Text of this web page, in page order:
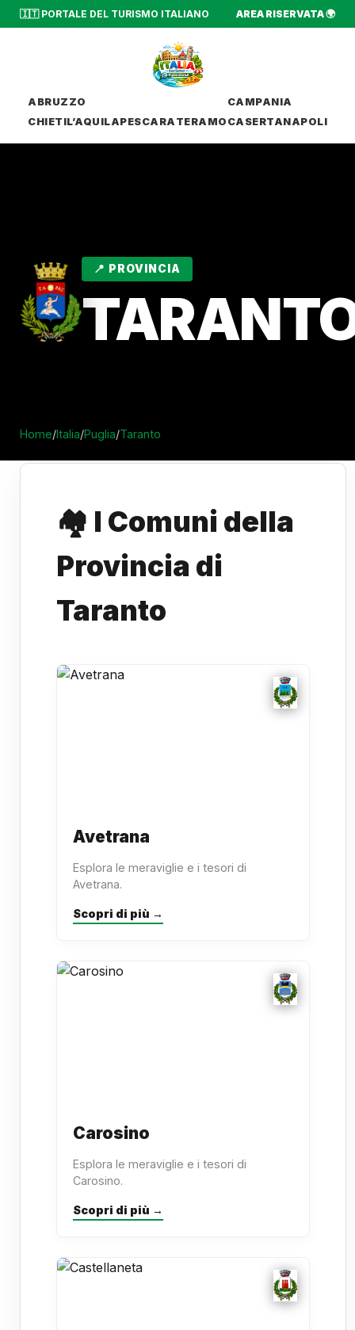
🇮🇹 PORTALE DEL TURISMO ITALIANO AREA RISERVATA 🌍
ABRUZZO
CHIETIL’AQUILAPESCARA TERAMO
CAMPANIA
CASERTANAPOLI
📍 PROVINCIA
Home/Italia/Puglia/Taranto
🏘️ I Comuni della
Provincia di
Taranto
Avetrana
Esplora le meraviglie e i tesori di
Avetrana.
Scopri di più →
Carosino
Esplora le meraviglie e i tesori di
Carosino.
Scopri di più →